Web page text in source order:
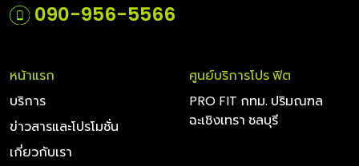
090-956-5566
หน้าแรก
บริการ
ข่าวสารและโปรโมชั่น
เกี่ยวกับเรา
ศูนย์บริการโปร ฟิต
PRO FIT กทม. ปริมณฑล
ฉะเชิงเทรา ชลบุรี